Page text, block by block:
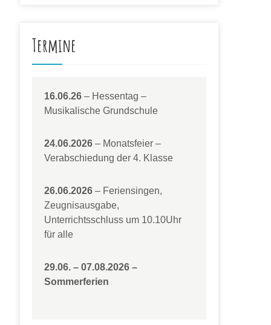
Termine
16.06.26 – Hessentag –
Musikalische Grundschule
24.06.2026 – Monatsfeier –
Verabschiedung der 4. Klasse
26.06.2026 – Feriensingen,
Zeugnisausgabe,
Unterrichtsschluss um 10.10Uhr
für alle
29.06. – 07.08.2026 –
Sommerferien